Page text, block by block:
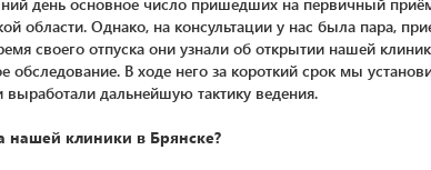
области. Однако, на консультации у нас была пара,
своего отпуска они узнали об открытии нашей
обследование. В ходе него за короткий срок мы
выработали дальнейшую тактику ведения.
нашей клиники в Брянске?